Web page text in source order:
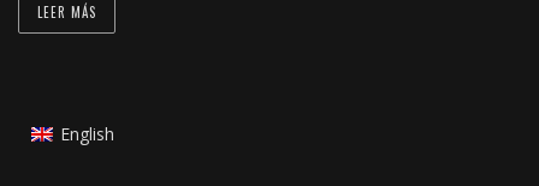
LEER MÁS
English